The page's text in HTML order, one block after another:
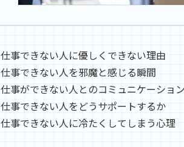
仕事できない人に優しくできない理由
仕事できない人を邪魔と感じる瞬間
仕事ができない人とのコミュニケーショ
仕事できない人をどうサポートするか
仕事できない人に冷たくしてしまう心理